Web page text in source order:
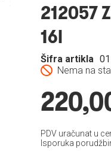
želja
212057
16l
Nema na
Šifra artikla
PDV uračunat u
Isporuka